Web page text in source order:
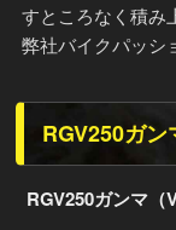
すところなく積み
弊社バイクパッシ
RGV250ガ
RGV250ガンマ（